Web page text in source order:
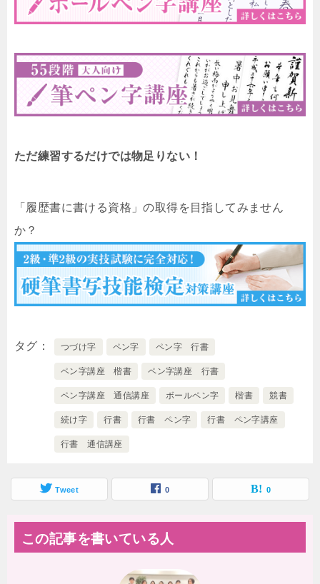
ただ練習するだけでは物足りない！
「履歴書に書ける資格」の取得を目指してみません
か？
タグ つづけ字 ペン字 ペン字 行書
ペン字講座 楷書 ペン字講座 行書
ペン字講座 通信講座 ボールペン字 楷書 競書
続け字 行書 行書 ペン字 行書 ペン字講座
行書 通信講座
Tweet 0 0
この記事を書いている人